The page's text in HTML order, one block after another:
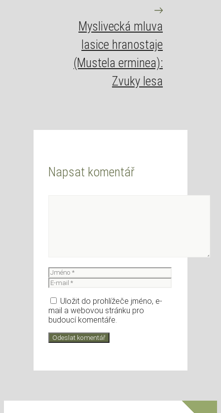
Myslivecká mluva
lasice hranostaje
(Mustela erminea):
Zvuky lesa
Napsat komentář
Jméno
E-
mail
Uložit do prohlížeče jméno, e-
mail a webovou stránku pro
budoucí komentáře.